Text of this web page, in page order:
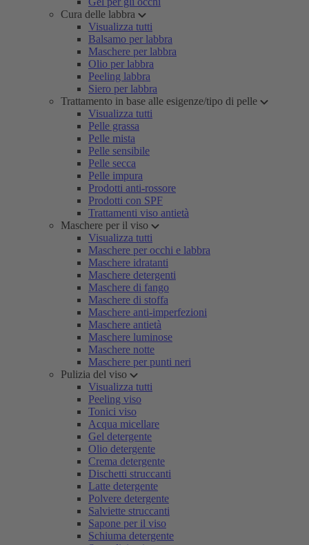
Cura delle labbra
Visualizza tutti
Balsamo per labbra
Maschere per labbra
Olio per labbra
Peeling labbra
Siero per labbra
Trattamento in base alle esigenze/tipo di pelle
Visualizza tutti
Pelle grassa
Pelle mista
Pelle sensibile
Pelle secca
Pelle impura
Prodotti anti-rossore
Prodotti con SPF
Trattamenti viso antietà
Maschere per il viso
Visualizza tutti
Maschere per occhi e labbra
Maschere idratanti
Maschere detergenti
Maschere di fango
Maschere di stoffa
Maschere anti-imperfezioni
Maschere antietà
Maschere luminose
Maschere notte
Maschere per punti neri
Pulizia del viso
Visualizza tutti
Peeling viso
Tonici viso
Acqua micellare
Gel detergente
Olio detergente
Crema detergente
Dischetti struccanti
Latte detergente
Polvere detergente
Salviette struccanti
Sapone per il viso
Schiuma detergente